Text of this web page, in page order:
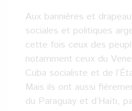
Aux bannières et
sociales et politiques
cette fois ceux des
notamment ceux du
Cuba socialiste et de
Mais ils ont aussi
du Paraguay et d’Haïti,